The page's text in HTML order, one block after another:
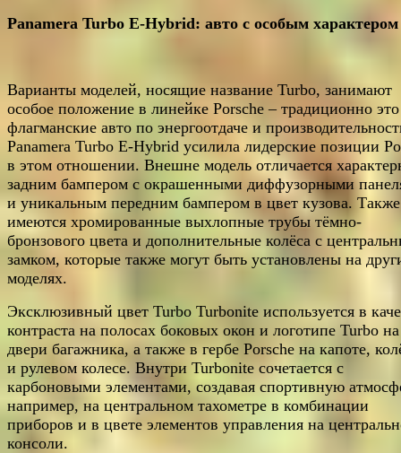
Panamera Turbo E-Hybrid: авто с особым характером
Варианты моделей, носящие название Turbo, занимают
особое положение в линейке Porsche – традиционно это
флагманские авто по энергоотдаче и
Panamera Turbo E-Hybrid усилила лидерские позиции
в этом отношении. Внешне модель отличается
задним бампером с окрашенными диффузорными
и уникальным передним бампером в цвет кузова. Также
имеются хромированные выхлопные трубы тёмно-
бронзового цвета и дополнительные колёса с
замком, которые также могут быть установлены на
моделях.
Эксклюзивный цвет Turbo Turbonite используется в
контраста на полосах боковых окон и логотипе Turbo на
двери багажника, а также в гербе Porsche на капоте,
и рулевом колесе. Внутри Turbonite сочетается с
карбоновыми элементами, создавая спортивную
например, на центральном тахометре в комбинации
приборов и в цвете элементов управления на
консоли.